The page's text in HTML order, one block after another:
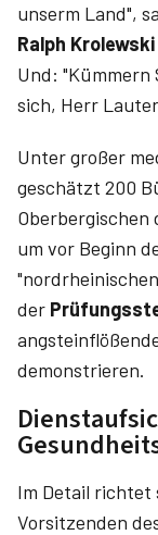
unserm Land",
Ralph Krolewski
Und: "Kümmern
sich, Herr
Unter großer
geschätzt 200
Oberbergischen
um vor Beginn
der
demonstrieren.
Im Detail richtet
Vorsitzenden